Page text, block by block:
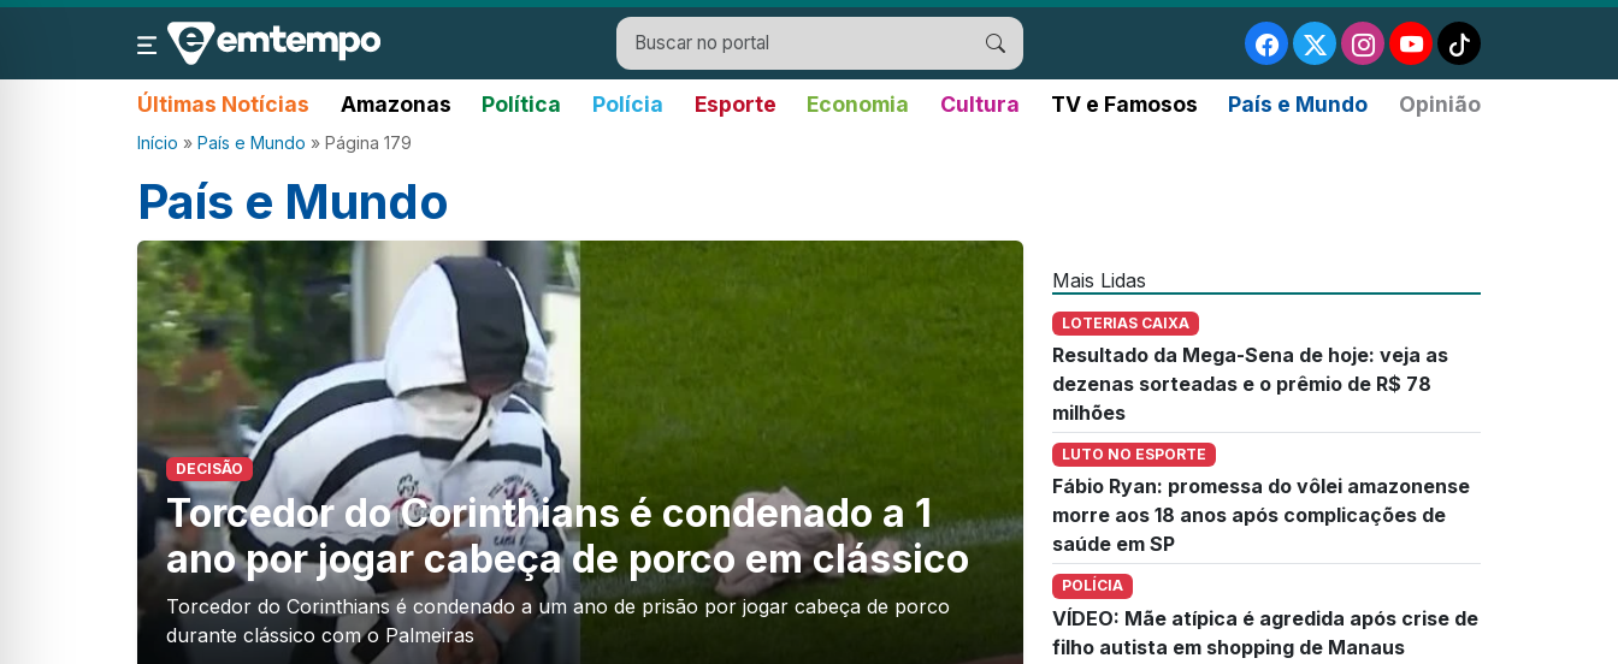
Últimas Notícias Amazonas Política Polícia Esporte Economia Cultura TV e Famosos País e Mundo Opinião
Início » País e Mundo » Página 179
País e Mundo
DECISÃO
Torcedor do Corinthians é condenado a 1
ano por jogar cabeça de porco em clássico
Torcedor do Corinthians é condenado a um ano de prisão por jogar cabeça de porco
durante clássico com o Palmeiras
Mais Lidas
LOTERIAS CAIXA
Resultado da Mega-Sena de hoje: veja as
dezenas sorteadas e o prêmio de R$ 78
milhões
LUTO NO ESPORTE
Fábio Ryan: promessa do vôlei amazonense
morre aos 18 anos após complicações de
saúde em SP
POLÍCIA
VÍDEO: Mãe atípica é agredida após crise de
filho autista em shopping de Manaus